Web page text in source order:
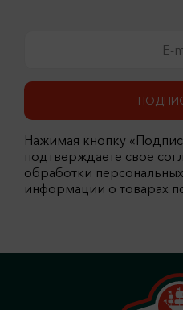
Нажимая кнопку
подтверждаете свое
обработки
информации о товарах